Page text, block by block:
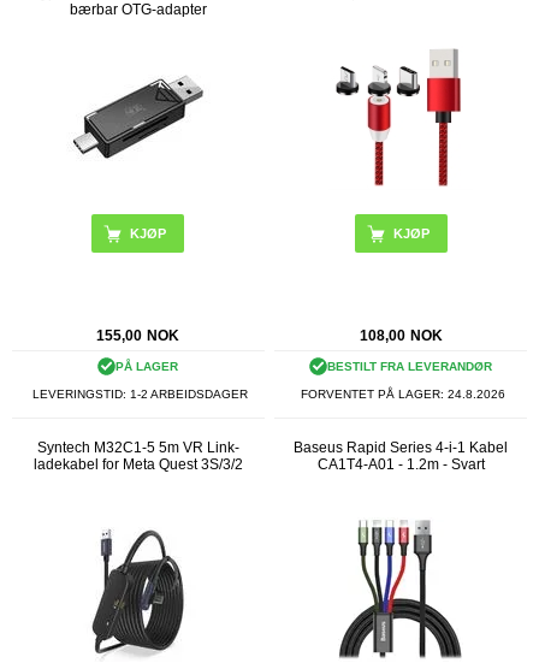
bærbar OTG-adapter
155,00 NOK
PÅ LAGER
LEVERINGSTID: 1-2 ARBEIDSDAGER
108,00 NOK
BESTILT FRA LEVERANDØR
FORVENTET PÅ LAGER:24.8.2026
Syntech M32C1-5 5m VR Link-
ladekabel for Meta Quest 3S/3/2
Baseus Rapid Series 4-i-1 Kabel
CA1T4-A01 - 1.2m - Svart